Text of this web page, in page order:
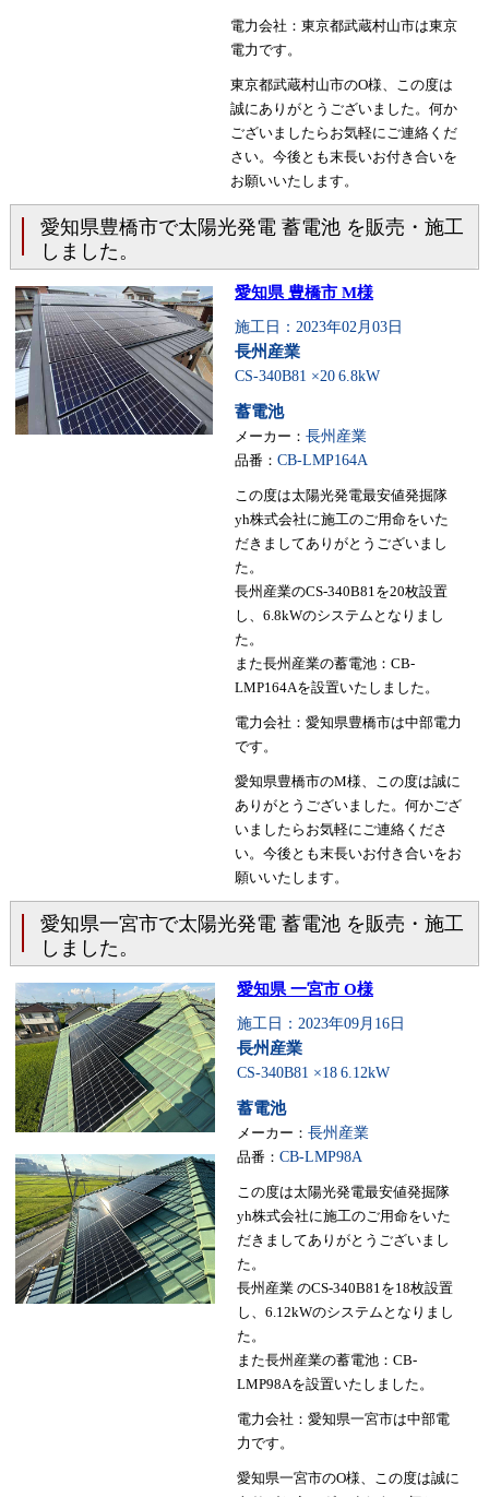
電力会社：東京都武蔵村山市は東京
電力です。
東京都武蔵村山市のO様、この度は
誠にありがとうございました。何か
ございましたらお気軽にご連絡くだ
さい。今後とも末長いお付き合いを
お願いいたします。
愛知県豊橋市で太陽光発電 蓄電池 を販売・施工
しました。
愛知県 豊橋市 M様
施工日：2023年02月03日
長州産業
CS-340B81 ×20 6.8kW
蓄電池
メーカー： 長州産業
品番： CB-LMP164A
この度は太陽光発電最安値発掘隊
yh株式会社に施工のご用命をいた
だきましてありがとうございまし
た。
長州産業のCS-340B81を20枚設置
し、6.8kWのシステムとなりまし
た。
また長州産業の蓄電池：CB-
LMP164Aを設置いたしました。
電力会社：愛知県豊橋市は中部電力
です。
愛知県豊橋市のM様、この度は誠に
ありがとうございました。何かござ
いましたらお気軽にご連絡くださ
い。今後とも末長いお付き合いをお
願いいたします。
愛知県一宮市で太陽光発電 蓄電池 を販売・施工
しました。
愛知県 一宮市 O様
施工日：2023年09月16日
長州産業
CS-340B81 ×18 6.12kW
蓄電池
メーカー： 長州産業
品番： CB-LMP98A
この度は太陽光発電最安値発掘隊
yh株式会社に施工のご用命をいた
だきましてありがとうございまし
た。
長州産業 のCS-340B81を18枚設置
し、6.12kWのシステムとなりまし
た。
また長州産業の蓄電池：CB-
LMP98Aを設置いたしました。
電力会社：愛知県一宮市は中部電
力です。
愛知県一宮市のO様、この度は誠に